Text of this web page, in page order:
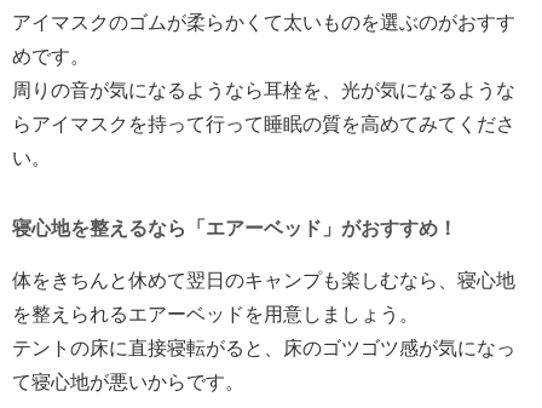
アイマスクのゴムが柔らかくて太いものを選ぶのがおすす
めです。
周りの音が気になるようなら耳栓を、光が気になるような
らアイマスクを持って行って睡眠の質を高めてみてくださ
い。
寝心地を整えるなら「エアーベッド」がおすすめ！
体をきちんと休めて翌日のキャンプも楽しむなら、寝心地
を整えられるエアーベッドを用意しましょう。
テントの床に直接寝転がると、床のゴツゴツ感が気になっ
て寝心地が悪いからです。